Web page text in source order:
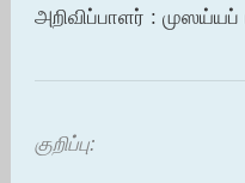
அறிவிப்பாளர் :
குறிப்பு: